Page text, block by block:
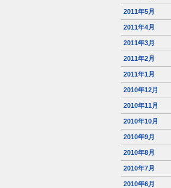
2011年5月
2011年4月
2011年3月
2011年2月
2011年1月
2010年12月
2010年11月
2010年10月
2010年9月
2010年8月
2010年7月
2010年6月